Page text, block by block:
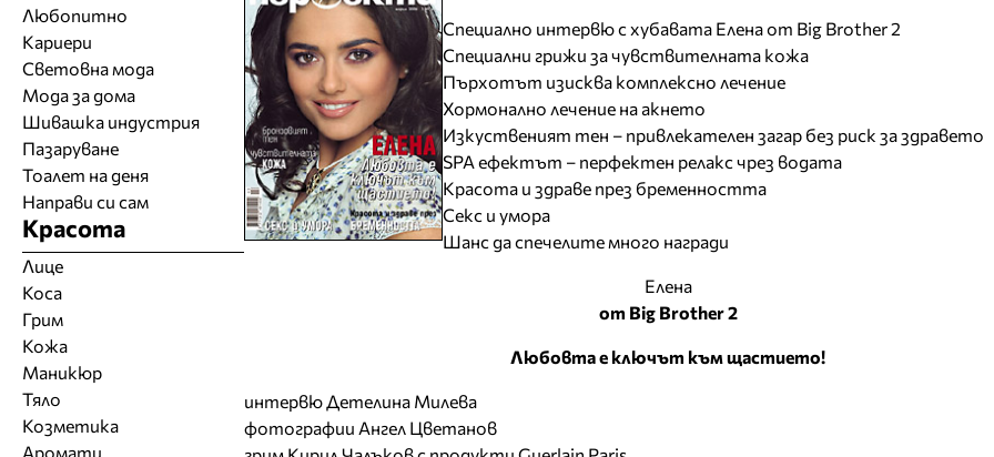
Специално интервю с хубавата Елена от Big Brother 2
Специални грижи за чувствителната кожа
Пърхотът изисква комплексно лечение
Хормонално лечение на акнето
Изкуственият тен – привлекателен загар без риск за здравето
SPA ефектът – перфектен релакс чрез водата
Красота и здраве през бременността
Секс и умора
Шанс да спечелите много награди
Елена
от Big Brother 2
Любовта е ключът към щастието!
интервю Детелина Милева
фотографии Ангел Цветанов
Любопитно
Кариери
Световна мода
Мода за дома
Шивашка индустрия
Пазаруване
Тоалет на деня
Направи си сам
Красота
Лице
Коса
Грим
Кожа
Маникюр
Тяло
Козметика
Аромати